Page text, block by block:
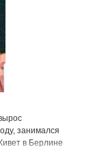
занимался
в Берлине